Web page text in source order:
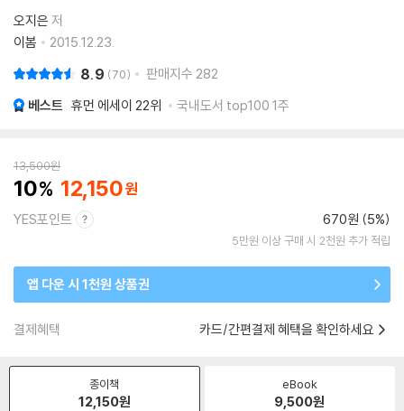
오지은 저
이봄
2015.12.23.
8.9 70 판매지수 282
베스트 휴먼 에세이 22위 국내도서 top100 1주
13,500원
10 12,150
YES포인트 670원 (5%)
5만원 이상 구매 시 2천원 추가 적립
앱 다운 시 1천원 상품권
결제혜택 카드/간편결제 혜택을 확인하세요
종이책
12,150원
eBook
9,500원